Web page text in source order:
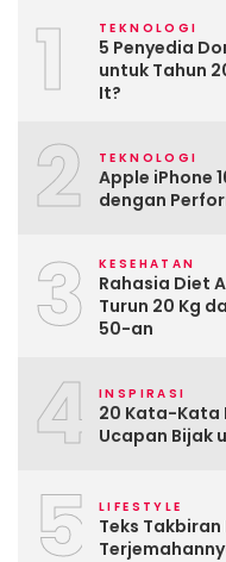
1 TEKNOLOGI
5 Penyedia
untuk Tahun
It?
2 TEKNOLOGI
Apple iPhone
dengan
3 KESEHATAN
Rahasia Diet
Turun 20 Kg
50-an
4 INSPIRASI
20 Kata-Kata
Ucapan Bijak
5 LIFESTYLE
Teks